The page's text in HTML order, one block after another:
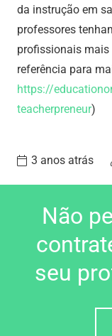
da instrução em
professores
profissionais
referência para
https://
teacherpreneur)
3 anos atrás
Não
seu